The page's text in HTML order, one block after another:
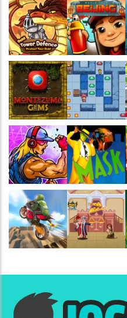
Jogaê Jogaê
Jogaê Jogaê
Jogaê Jogaê
Jogaê Jogaê
Jogaê Jogaê